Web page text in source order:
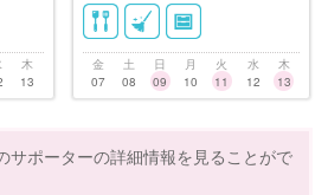
木
13
金
07
土
08
日
09
月
10
火
11
水
12
木
13
サポーターの詳細情報を見ることがで